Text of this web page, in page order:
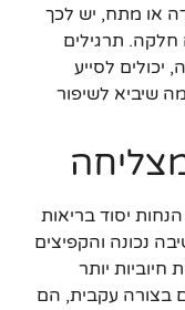
או מתח, יש לכך
חלקה. תרגילים
יכולים לסייע
שיביא לשיפור
יסוד בריאות
נכונה והקפיצים
חיוביות יותר
בצורה עקבית, הם